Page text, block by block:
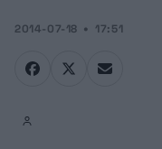
2014-07-18 17:51